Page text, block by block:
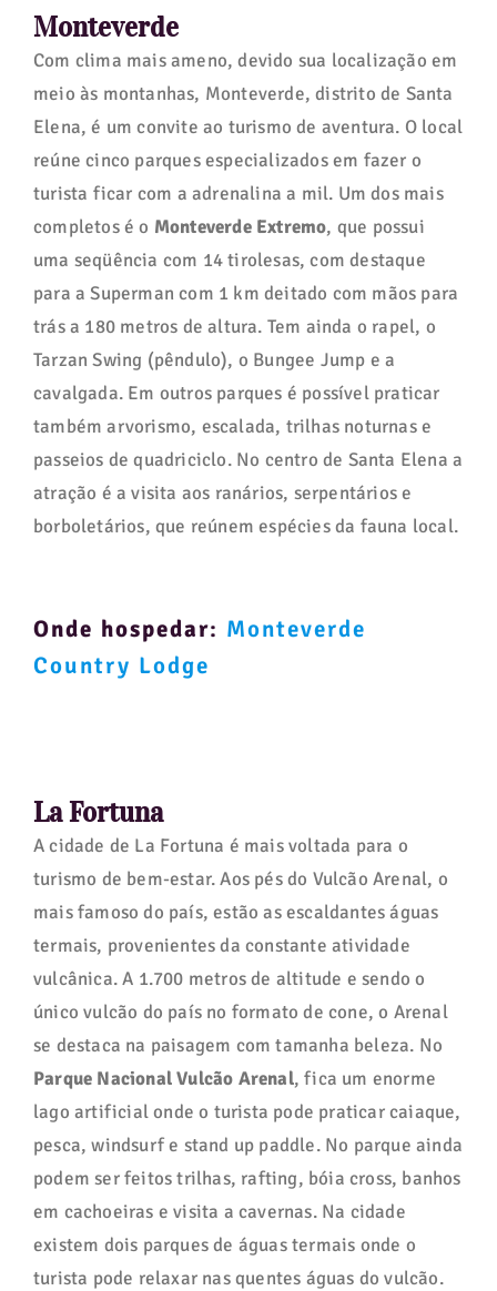
Monteverde
Com clima mais ameno, devido sua localização em
meio às montanhas, Monteverde, distrito de Santa
Elena, é um convite ao turismo de aventura. O local
reúne cinco parques especializados em fazer o
turista ficar com a adrenalina a mil. Um dos mais
completos é o Monteverde Extremo, que possui
uma seqüência com 14 tirolesas, com destaque
para a Superman com 1 km deitado com mãos para
trás a 180 metros de altura. Tem ainda o rapel, o
Tarzan Swing (pêndulo), o Bungee Jump e a
cavalgada. Em outros parques é possível praticar
também arvorismo, escalada, trilhas noturnas e
passeios de quadriciclo. No centro de Santa Elena a
atração é a visita aos ranários, serpentários e
borboletários, que reúnem espécies da fauna local.
Onde hospedar: Monteverde
Country Lodge
La Fortuna
A cidade de La Fortuna é mais voltada para o
turismo de bem-estar. Aos pés do Vulcão Arenal, o
mais famoso do país, estão as escaldantes águas
termais, provenientes da constante atividade
vulcânica. A 1.700 metros de altitude e sendo o
único vulcão do país no formato de cone, o Arenal
se destaca na paisagem com tamanha beleza. No
Parque Nacional Vulcão Arenal, fica um enorme
lago artificial onde o turista pode praticar caiaque,
pesca, windsurf e stand up paddle. No parque ainda
podem ser feitos trilhas, rafting, bóia cross, banhos
em cachoeiras e visita a cavernas. Na cidade
existem dois parques de águas termais onde o
turista pode relaxar nas quentes águas do vulcão.